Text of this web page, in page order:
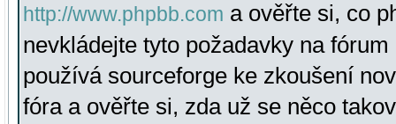
http://www.phpbb.com a ověřte si, co
nevkládejte tyto požadavky na
používá sourceforge ke zkoušení
fóra a ověřte si, zda už se něco